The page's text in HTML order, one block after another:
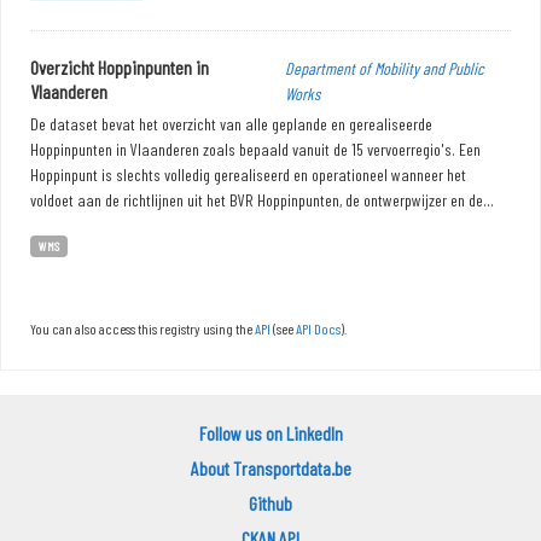
Overzicht Hoppinpunten in
Vlaanderen
Department of Mobility and Public
Works
De dataset bevat het overzicht van alle geplande en gerealiseerde
Hoppinpunten in Vlaanderen zoals bepaald vanuit de 15 vervoerregio's. Een
Hoppinpunt is slechts volledig gerealiseerd en operationeel wanneer het
voldoet aan de richtlijnen uit het BVR Hoppinpunten, de ontwerpwijzer en de...
WMS
You can also access this registry using theAPI (seeAPI Docs).
Follow us on LinkedIn
About Transportdata.be
Github